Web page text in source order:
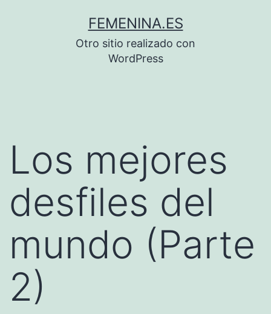
FEMENINA.ES
Otro sitio realizado con
WordPress
Los mejores
desfiles del
mundo (Parte
2)